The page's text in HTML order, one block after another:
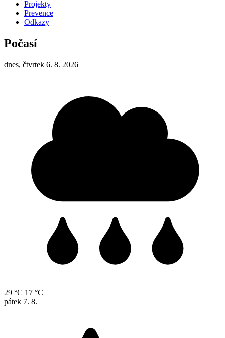
Projekty
Prevence
Odkazy
Počasí
dnes, čtvrtek 6. 8. 2026
29 °C 17 °C
pátek 7. 8.